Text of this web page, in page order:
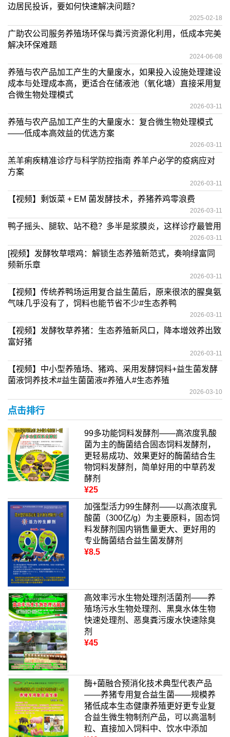
边居民投诉，要如何快速解决问题？
2025-02-18
广助农公司服务养殖场环保与粪污资源化利用，低成本完美
解决环保难题
2024-06-08
养殖与农产品加工产生的大量废水，如果投入设施处理建设
成本与处理成本高，更适合在储液池（氧化塘）直接采用复
合微生物处理模式
2026-03-11
养殖与农产品加工产生的大量废水：复合微生物处理模式
——低成本高效益的优选方案
2026-03-11
羔羊痢疾精准诊疗与科学防控指南 养羊户必学的疫病应对
方案
2026-03-11
【视频】剩饭菜 + EM 菌发酵技术，养猪养鸡零浪费
2026-03-11
鸭子摇头、腿软、站不稳？多半是浆膜炎，这样诊疗最管用
2026-03-11
[视频】发酵牧草喂鸡：解锁生态养殖新范式，奏响绿富同
频新乐章
2026-03-11
【视频】传统养鸭场运用复合益生菌后，原来很浓的腥臭氨
气味几乎没有了，饲料也能节省不少#生态养鸭
2026-03-11
【视频】发酵牧草养猪：生态养殖新风口，降本增效养出致
富好猪
2026-03-11
【视频】中小型养殖场、猪鸡、采用发酵饲料+益生菌发酵
菌液饲养技术#益生菌菌液#养殖人#生态养殖
2026-03-10
点击排行
99多功能饲料发酵剂——高浓度乳酸
菌为主的酶菌结合固态饲料发酵剂，
更轻易成功、效果更好的酶菌结合生
物饲料发酵剂，简单好用的中草药发
酵剂
¥25
加强型活力99生酵剂——以高浓度乳
酸菌（300亿/g）为主要原料，固态饲
料发酵剂国内销售量更大、更好用的
专业酶菌结合益生菌发酵剂
¥8.5
高效率污水生物处理剂活菌剂——养
殖场污水生物处理剂、黑臭水体生物
快速处理剂、恶臭粪污废水快速除臭
剂
¥45
酶+菌融合预消化技术典型代表产品
——养猪专用复合益生菌——规模养
猪低成本生态健康养殖更好更专业复
合益生微生物制剂产品，可以高温制
粒、直接加入饲料中、饮水中添加